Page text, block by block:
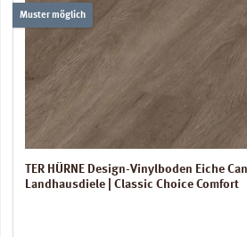
Muster möglich
TER HÜRNE Design-Vinylboden Eiche
Landhausdiele | Classic Choice Comfort